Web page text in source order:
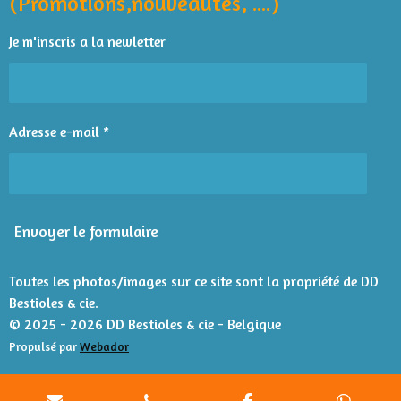
k
p
t
i
4
s
l
l
l
Je m'inscris a la newletter
Adresse e-mail *
Envoyer le formulaire
Toutes les photos/images sur ce site sont la propriété de DD
Bestioles & cie.
© 2025 - 2026 DD Bestioles & cie - Belgique
Propulsé parWebador